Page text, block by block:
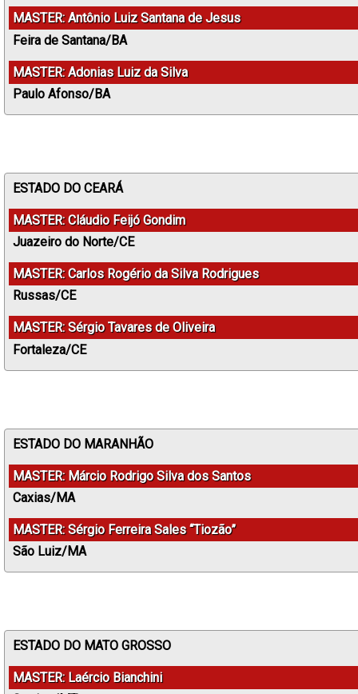
MASTER: Antônio Luiz Santana de Jesus
Feira de Santana/BA
MASTER: Adonias Luiz da Silva
Paulo Afonso/BA
ESTADO DO CEARÁ
MASTER: Cláudio Feijó Gondim
Juazeiro do Norte/CE
MASTER: Carlos Rogério da Silva Rodrigues
Russas/CE
MASTER: Sérgio Tavares de Oliveira
Fortaleza/CE
ESTADO DO MARANHÃO
MASTER: Márcio Rodrigo Silva dos Santos
Caxias/MA
MASTER: Sérgio Ferreira Sales “Tiozão”
São Luiz/MA
ESTADO DO MATO GROSSO
MASTER: Laércio Bianchini